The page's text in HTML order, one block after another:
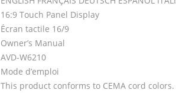
16:9 Touch Panel Display
Écran tactile 16/9
Owner’s Manual
AVD-W6210
Mode d’emploi
This product conforms to CEMA cord colors.